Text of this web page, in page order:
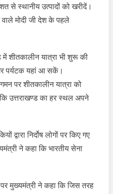
से स्थानीय उत्पादों को खरीदें।
वाले मोदी जी देश के पहले
शीतकालीन यात्रा भी शुरू की
पर्यटक यहां आ सकें।
पर शीतकालीन यात्रा को
कि उत्तराखण्ड का हर स्थल अपने
निर्दोष लोगों पर किए गए
ने कहा कि भारतीय सेना
मुख्यमंत्री ने कहा कि जिस तरह